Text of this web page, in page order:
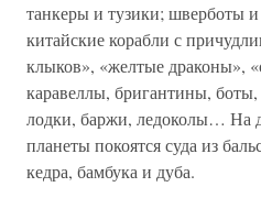
танкеры и тузики; шверботы
китайские корабли с
клыков», «желтые драконы»,
каравеллы, бригантины,
лодки, баржи, ледоколы… На
планеты покоятся суда из
кедра, бамбука и дуба.